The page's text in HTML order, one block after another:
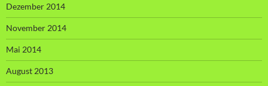
Dezember 2014
November 2014
Mai 2014
August 2013